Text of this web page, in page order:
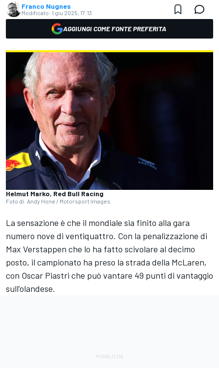
Franco Nugnes
Modificato: 1 giu 2025, 17:13
AGGIUNGI COME FONTE PREFERITA
Helmut Marko, Red Bull Racing
Foto di: Andy Hone / Motorsport Images
La sensazione è che il mondiale sia finito alla gara
numero nove di ventiquattro. Con la penalizzazione di
Max Verstappen che lo ha fatto scivolare al decimo
posto, il campionato ha preso la strada della McLaren,
con Oscar Piastri che può vantare 49 punti di vantaggio
sull’olandese.